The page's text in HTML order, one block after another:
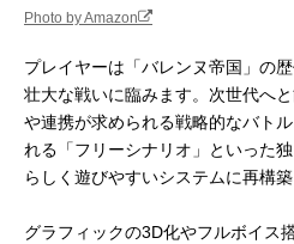
Photo by Amazon
プレイヤーは「バレンヌ帝国」の
壮大な戦いに臨みます。次世代へ
や連携が求められる戦略的なバト
れる「フリーシナリオ」といった
らしく遊びやすいシステムに再構築
グラフィックの3D化やフルボイス